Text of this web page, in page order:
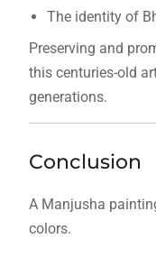
The identity of
Preserving and
this centuries-old
generations.
Conclusion
A Manjusha
colors.